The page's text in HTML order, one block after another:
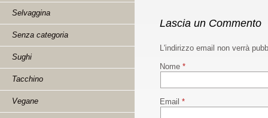
Selvaggina
Senza categoria
Sughi
Tacchino
Vegane
Lascia un Commento
L'indirizzo email non verrà
Nome *
Email *